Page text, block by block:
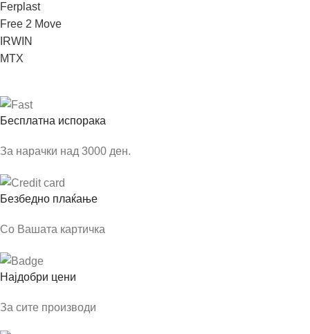
Ferplast
Free 2 Move
IRWIN
MTX
Бесплатна испорака
За нарачки над 3000 ден.
Безбедно плаќање
Со Вашата картичка
Најдобри цени
За сите производи